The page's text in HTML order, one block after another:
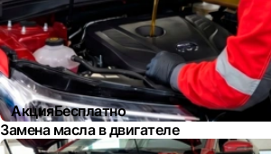
АкцияБесплатно
Замена масла в двигателе